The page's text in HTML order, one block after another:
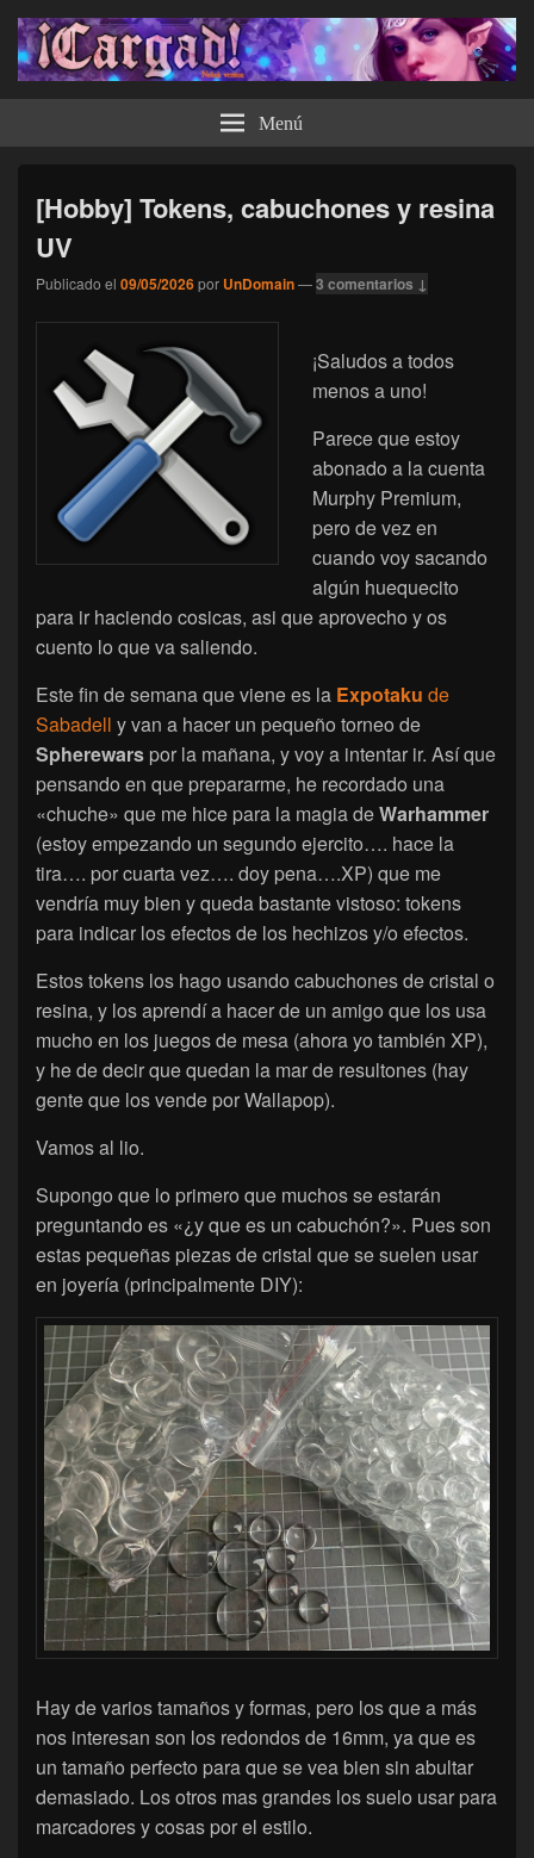
¡Cargad! Menú
[Hobby] Tokens, cabuchones y resina
UV
Publicado el 09/05/2026por UnDomain—3 comentarios ↓
¡Saludos a todos
menos a uno!
Parece que estoy
abonado a la cuenta
Murphy Premium,
pero de vez en
cuando voy sacando
algún huequecito
para ir haciendo cosicas, asi que aprovecho y os
cuento lo que va saliendo.
Este fin de semana que viene es la Expotaku de
Sabadell y van a hacer un pequeño torneo de
Spherewars por la mañana, y voy a intentar ir. Así que
pensando en que prepararme, he recordado una
«chuche» que me hice para la magia deWarhammer
(estoy empezando un segundo ejercito…. hace la
tira…. por cuarta vez…. doy pena….XP) que me
vendría muy bien y queda bastante vistoso: tokens
para indicar los efectos de los hechizos y/o efectos.
Estos tokens los hago usando cabuchones de cristal o
resina, y los aprendí a hacer de un amigo que los usa
mucho en los juegos de mesa (ahora yo también XP),
y he de decir que quedan la mar de resultones (hay
gente que los vende por Wallapop).
Vamos al lio.
Supongo que lo primero que muchos se estarán
preguntando es «¿y que es un cabuchón?». Pues son
estas pequeñas piezas de cristal que se suelen usar
en joyería (principalmente DIY):
Hay de varios tamaños y formas, pero los que a más
nos interesan son los redondos de 16mm, ya que es
un tamaño perfecto para que se vea bien sin abultar
demasiado. Los otros mas grandes los suelo usar para
marcadores y cosas por el estilo.